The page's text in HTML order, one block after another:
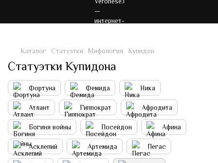
Каталог Статуэтки Мифология Купидон
Статуэтки Купидона
Фортуна Фемида Ника
Атлант Гиппократ Афродита
Богиня войны Посейдон Афина
Асклепий Артемида Пегас